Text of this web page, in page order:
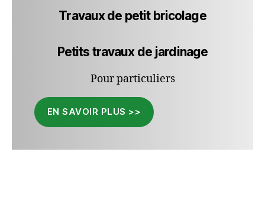
Travaux de petit bricolage
Petits travaux de jardinage
Pour particuliers
EN SAVOIR PLUS >>